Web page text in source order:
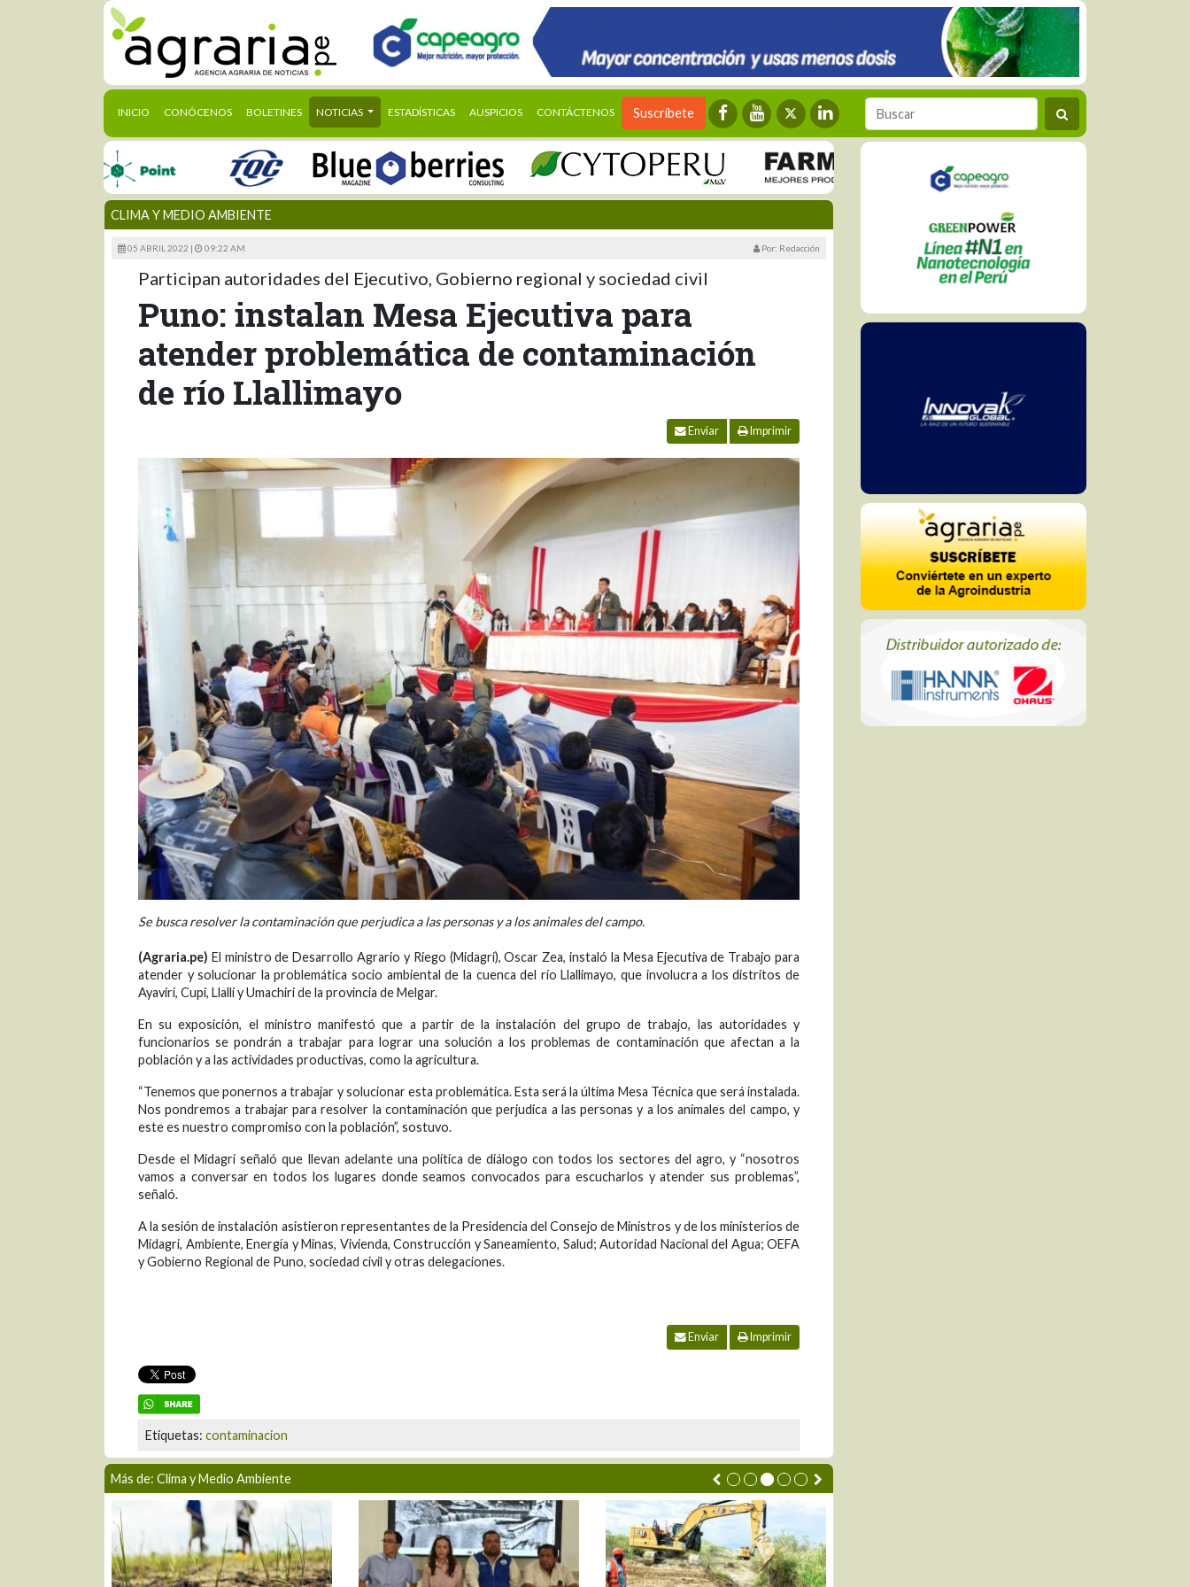
INICIO (CURRENT)
CONÓCENOS BOLETINES NOTICIAS ESTADÍSTICAS AUSPICIOS CONTÁCTENOS Suscríbete
CLIMA Y MEDIO AMBIENTE
05 ABRIL 2022 | 09:22 AM Por: Redacción
Participan autoridades del Ejecutivo, Gobierno regional y sociedad civil
Puno: instalan Mesa Ejecutiva para
atender problemática de contaminación
de río Llallimayo
Enviar Imprimir
Se busca resolver la contaminación que perjudica a las personas y a los animales del campo.
(Agraria.pe) El ministro de Desarrollo Agrario y Riego (Midagri), Oscar Zea, instaló la Mesa Ejecutiva de Trabajo para
atender y solucionar la problemática socio ambiental de la cuenca del río Llallimayo, que involucra a los distritos de
Ayaviri, Cupi, Llalli y Umachiri de la provincia de Melgar.
En su exposición, el ministro manifestó que a partir de la instalación del grupo de trabajo, las autoridades y
funcionarios se pondrán a trabajar para lograr una solución a los problemas de contaminación que afectan a la
población y a las actividades productivas, como la agricultura.
“Tenemos que ponernos a trabajar y solucionar esta problemática. Esta será la última Mesa Técnica que será instalada.
Nos pondremos a trabajar para resolver la contaminación que perjudica a las personas y a los animales del campo, y
este es nuestro compromiso con la población”, sostuvo.
Desde el Midagri señaló que llevan adelante una política de diálogo con todos los sectores del agro, y “nosotros
vamos a conversar en todos los lugares donde seamos convocados para escucharlos y atender sus problemas”,
señaló.
A la sesión de instalación asistieron representantes de la Presidencia del Consejo de Ministros y de los ministerios de
Midagri, Ambiente, Energía y Minas, Vivienda, Construcción y Saneamiento, Salud; Autoridad Nacional del Agua; OEFA
y Gobierno Regional de Puno, sociedad civil y otras delegaciones.
Enviar Imprimir
Etiquetas: contaminacion
Más de: Clima y Medio Ambiente